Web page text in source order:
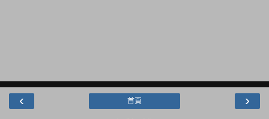
‹ ›
首頁